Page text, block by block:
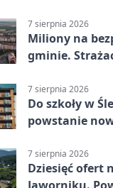
7 sierpnia 2026
Miliony na
gminie.
7 sierpnia 2026
Do szkoły w
powstanie
7 sierpnia 2026
Dziesięć ofert